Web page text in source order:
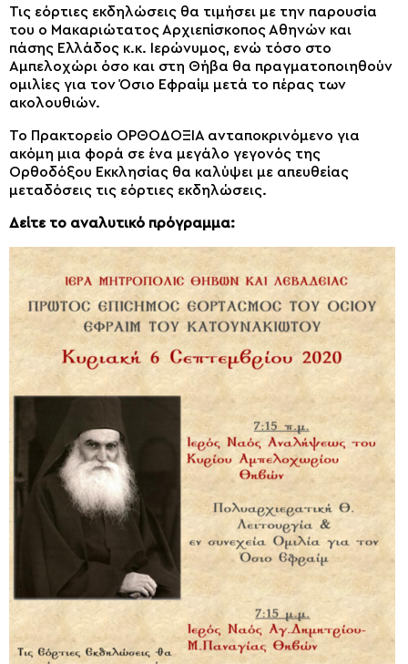
Τις εόρτιες εκδηλώσεις θα τιμήσει με την παρουσία
του ο Μακαριώτατος Αρχιεπίσκοπος Αθηνών και
πάσης Ελλάδος κ.κ. Ιερώνυμος, ενώ τόσο στο
Αμπελοχώρι όσο και στη Θήβα θα πραγματοποιηθούν
ομιλίες για τον Όσιο Εφραίμ μετά το πέρας των
ακολουθιών.
Το Πρακτορείο ΟΡΘΟΔΟΞΙΑ ανταποκρινόμενο για
ακόμη μια φορά σε ένα μεγάλο γεγονός της
Ορθοδόξου Εκκλησίας θα καλύψει με απευθείας
μεταδόσεις τις εόρτιες εκδηλώσεις.
Δείτε το αναλυτικό πρόγραμμα: